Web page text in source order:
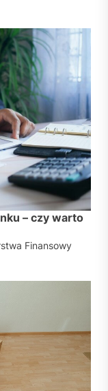
– czy warto
Finansowy